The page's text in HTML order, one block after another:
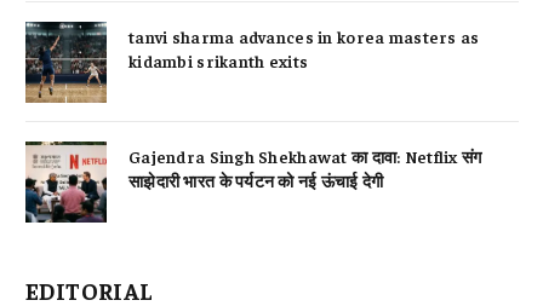
tanvi sharma advances in korea masters as
kidambi srikanth exits
Gajendra Singh Shekhawat का दावा: Netflix संग
साझेदारी भारत के पर्यटन को नई ऊंचाई देगी
EDITORIAL